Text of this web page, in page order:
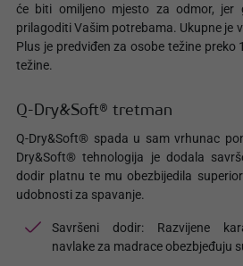
će biti omiljeno mjesto za odmor, jer
prilagoditi Vašim potrebama. Ukupne je
Plus je predviđen za osobe težine preko
težine.
Q-Dry&Soft® tretman
Q-Dry&Soft® spada u sam vrhunac
Dry&Soft® tehnologija je dodala
dodir platnu te mu obezbijedila
udobnosti za spavanje.
Savršeni dodir: Razvijene
navlake za madrace obezbjeđuju